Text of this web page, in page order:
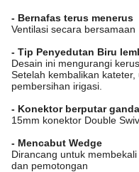
- Bernafas terus menerus
Ventilasi secara bersamaan
- Tip Penyedutan Biru
Desain ini mengurangi
Setelah kembalikan
pembersihan irigasi.
- Konektor berputar ganda
15mm konektor Double
- Mencabut Wedge
Dirancang untuk
dan pemotongan